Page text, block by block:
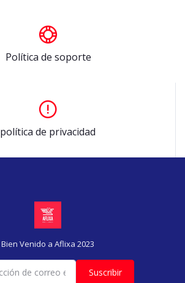
Política de soporte
política de privacidad
Bien Venido a Aflixa 2023
Suscribir